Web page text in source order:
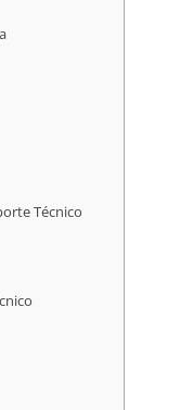
Técnico